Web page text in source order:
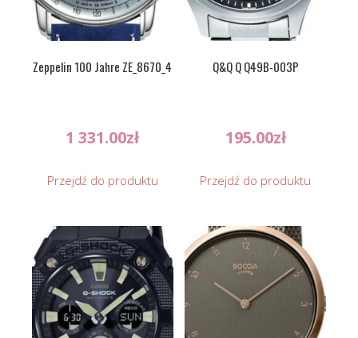
Zeppelin 100 Jahre ZE_8670_4
1 331.00zł
Przejdź do produktu
Q&Q Q Q49B-003P
195.00zł
Przejdź do produktu